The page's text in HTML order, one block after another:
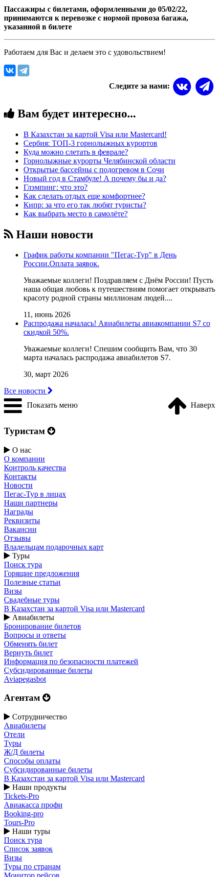
Пассажиры с билетами, оформленными до 05/02/22,
принимаются к перевозке с нормой провоза багажа,
указанной в билете
Работаем для Вас и делаем это с удовольствием!
Следите за нами:
Вам будет интересно...
В Казахстан за картой Visa или Masterсard!
Сербия: ТОП-3 горнолыжных курортов
Куда можно слетать в феврале?
Горнолыжные курорты Челябинской области
Открытые бассейны с подогревом в Сочи
Новый год в Стамбуле! А почему бы и да?
Глэмпинг: что это?
Как сделать отдых еще комфортнее?
Кипр: за что его так любят туристы?
Как выбрать место в самолёте?
Наши новости
График работы компании "Пегас-Тур" в День
России.Оплата заявок.
Уважаемые коллеги! Поздравляем с Днём России! Пусть
наша общая любовь к путешествиям помогает открывать
красоту родной страны миллионам людей....
11, июнь 2026
Распродажа началась! Авиабилеты авиакомпании S7 со
скидкой 50%.
Уважаемые коллеги! Cпешим сообщить Вам, что 30
марта началась распродажа авиабилетов S7.
30, март 2026
Все новости
Показать меню
Наверх
Туристам
О нас
О компании
Контроль качества
Контакты
Новости
Пегас-Тур в лицах
Наши партнеры
Награды
Реквизиты
Вакансии
Отзывы
Владельцам подарочных карт
Туры
Поиск тура
Горящие предложения
Полезные статьи
Визы
Свадебные туры
В Казахстан за картой Visa или Masterсard
Авиабилеты
Бронирование билетов
Вопросы и ответы
Обменять билет
Вернуть билет
Информация по безопасности платежей
Субсидированные билеты
Aviapegasbot
Агентам
Сотрудничество
Авиабилеты
Отели
Туры
Ж/Д билеты
Способы оплаты
Субсидированные билеты
В Казахстан за картой Visa или Masterсard
Наши продукты
Tickets-Pro
Авиакасса профи
Booking-pro
Tours-Pro
Наши туры
Поиск тура
Список заявок
Визы
Туры по странам
Монитор рейсов